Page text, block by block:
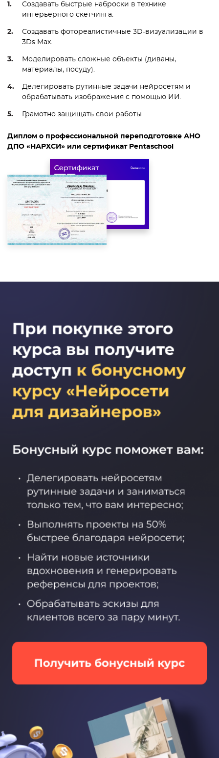
Создавать быстрые наброски в технике
интерьерного скетчинга.
Создавать фотореалистичные 3D-визуализации в
3Ds Max.
Моделировать сложные объекты (диваны,
материалы, посуду).
Делегировать рутинные задачи нейросетям и
обрабатывать изображения с помощью ИИ.
Грамотно защищать свои работы
Диплом о профессиональной переподготовке АНО
ДПО «НАРХСИ» или сертификат Pentaschool